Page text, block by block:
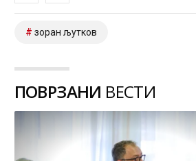
зоран љутков
ПОВРЗАНИ ВЕСТИ